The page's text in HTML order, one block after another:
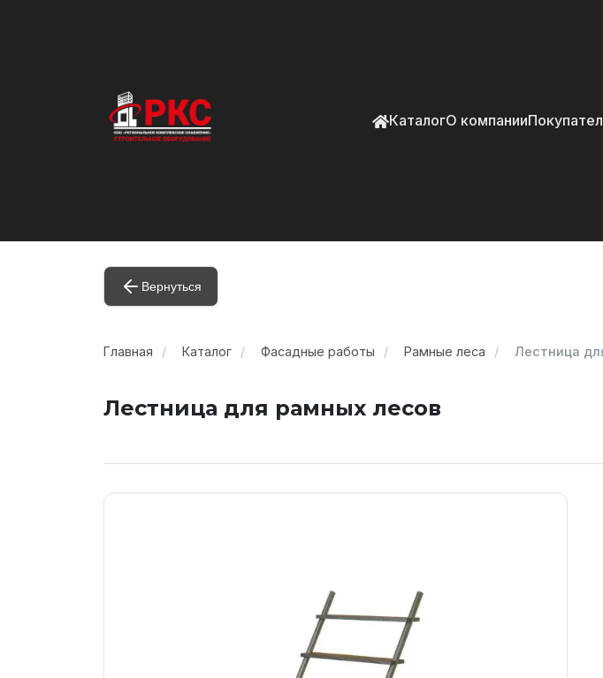
КаталогО компании
Вернуться
Главная Каталог Фасадные работы Рамные леса Лестница
Лестница для рамных лесов